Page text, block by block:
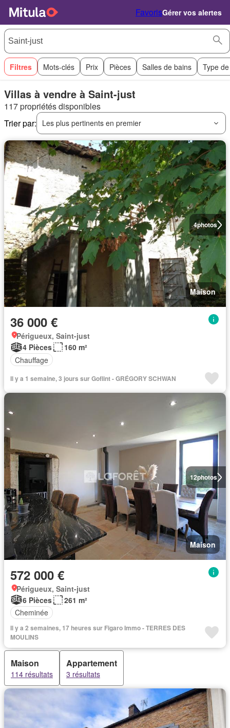
FavorisGérer vos alertes
Filtres Mots-clés Prix Pièces Salles de bains Type
Villas à vendre à Saint-just
117 propriétés disponibles
Trier par:
Les plus pertinents en premier
4photos
Maison
36 000 €
Périgueux, Saint-just
4 Pièces
160 m²
Chauffage
Il y a 1 semaine, 3 jours sur Goflint - GRÉGORY SCHWAN
12photos
Maison
572 000 €
Périgueux, Saint-just
6 Pièces
261 m²
Cheminée
Il y a 2 semaines, 17 heures sur Figaro Immo - TERRES DES
MOULINS
Maison
114 résultats
Appartement
3 résultats